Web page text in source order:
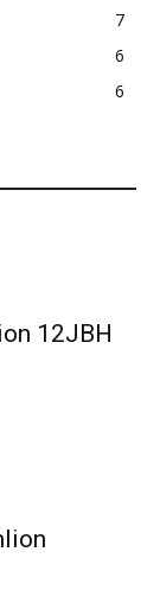
7
6
6
12JBH